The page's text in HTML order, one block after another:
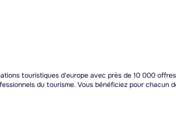
touristiques d'europe avec près de 10 000
du tourisme. Vous bénéficiez pour